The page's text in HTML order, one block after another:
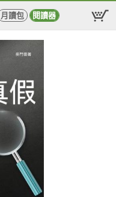
月讀包 閱讀器